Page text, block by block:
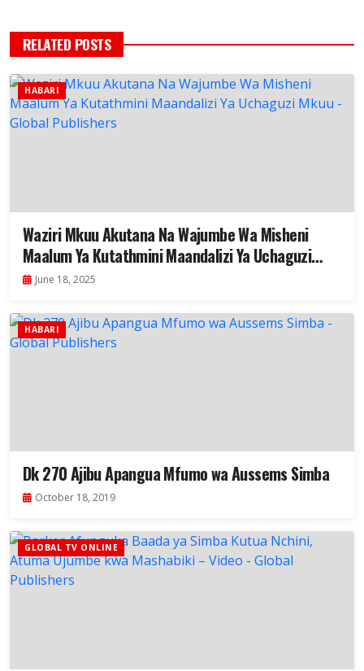
RELATED POSTS
HABARI
Waziri Mkuu Akutana Na Wajumbe Wa Misheni
Maalum Ya Kutathmini Maandalizi Ya Uchaguzi
Mkuu
June 18, 2025
HABARI
Dk 270 Ajibu Apangua Mfumo wa Aussems Simba
October 18, 2019
GLOBAL TV ONLINE